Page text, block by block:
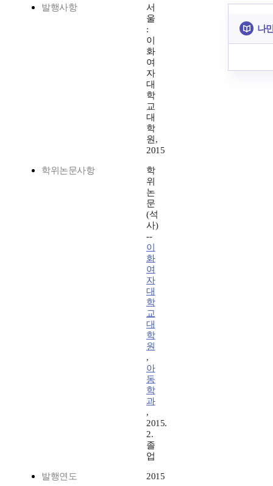
발행사항
서
울
:
이
화
여
자
대
학
교
대
학
원,
2015
학위논문사항
학
위
논
문
(석
사)
--
이
화
여
자
대
학
교
대
학
원
,
아
동
학
과
,
2015.
2.
졸
업
발행연도 2015
나